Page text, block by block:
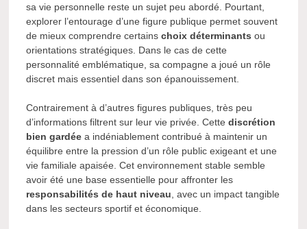
sa vie personnelle reste un sujet peu abordé. Pourtant,
explorer l’entourage d’une figure publique permet souvent
de mieux comprendre certainschoix déterminants ou
orientations stratégiques. Dans le cas de cette
personnalité emblématique, sa compagne a joué un rôle
discret mais essentiel dans son épanouissement.
Contrairement à d’autres figures publiques, très peu
d’informations filtrent sur leur vie privée. Cettediscrétion
bien gardée a indéniablement contribué à maintenir un
équilibre entre la pression d’un rôle public exigeant et une
vie familiale apaisée. Cet environnement stable semble
avoir été une base essentielle pour affronter les
responsabilités de haut niveau , avec un impact tangible
dans les secteurs sportif et économique.